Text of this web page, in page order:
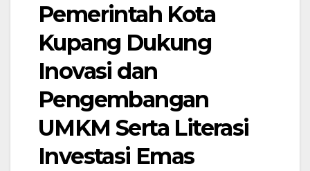
Pemerintah Kota
Kupang Dukung
Inovasi dan
Pengembangan
UMKM Serta Literasi
Investasi Emas